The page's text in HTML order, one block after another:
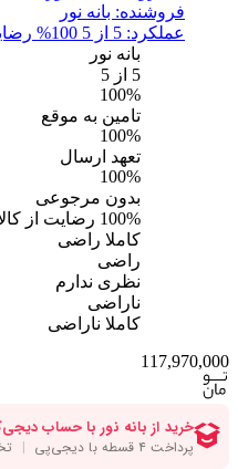
فروشنده: بانه نور
عملکرد: 5 از 5
100% رضایت از کالا
بانه نور
5 از 5
100%
تامین به موقع
100%
تعهد ارسال
100%
بدون مرجوعی
100% رضایت از
کاملا راضی
راضی
نظری ندارم
ناراضی
کاملا ناراضی
117,970,000